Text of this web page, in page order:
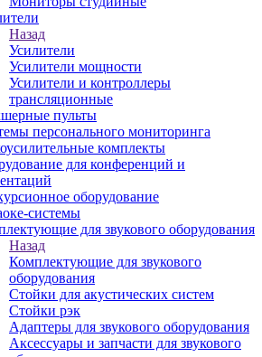
Назад
Усилители
Усилители мощности
Усилители и контроллеры
трансляционные
пульты
персонального мониторинга
комплекты
для конференций и
оборудование
системы
для звукового оборудования
Назад
Комплектующие для звукового
оборудования
Стойки для акустических систем
Стойки рэк
Адаптеры для звукового оборудования
Аксессуары и запчасти для звукового